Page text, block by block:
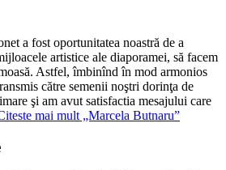
a fost oportunitatea noastră de a
artistice ale diaporamei, să facem
Astfel, îmbinînd în mod armonios
către semenii noştri dorinţa de
şi am avut satisfactia mesajului care
mai mult „Marcela Butnaru”